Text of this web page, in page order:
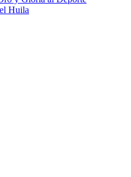
Huila